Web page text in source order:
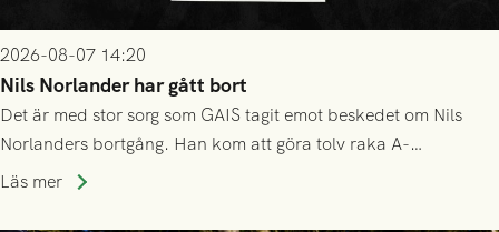
2026-08-07 14:20
Nils Norlander har gått bort
Det är med stor sorg som GAIS tagit emot beskedet om Nils
Norlanders bortgång. Han kom att göra tolv raka A-
lagssäsonger i Grönsvart och är en av få spelare som i GAIS
Läs mer